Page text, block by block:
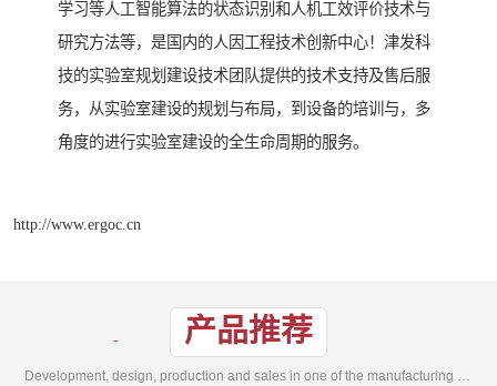
学习等人工智能算法的状态识别和人机工效评价技术与
研究方法等，是国内的人因工程技术创新中心！津发科
技的实验室规划建设技术团队提供的技术支持及售后服
务，从实验室建设的规划与布局，到设备的培训与，多
角度的进行实验室建设的全生命周期的服务。
http://www.ergoc.cn
产品推荐
Development, design, production and sales in one of the manufacturing enterprises